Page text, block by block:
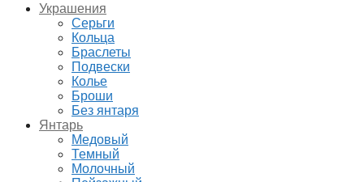
Украшения
Серьги
Кольца
Браслеты
Подвески
Колье
Броши
Без янтаря
Янтарь
Медовый
Темный
Молочный